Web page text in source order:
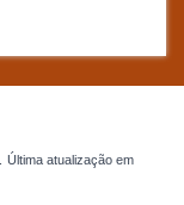
Última atualização em